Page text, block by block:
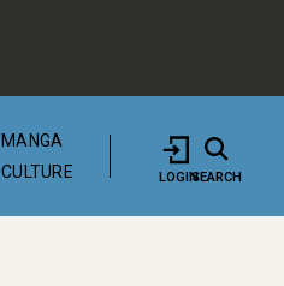
MANGA
CULTURE LOGINSEARCH